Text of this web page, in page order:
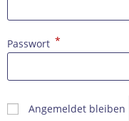
Passwort *
Angemeldet bleiben